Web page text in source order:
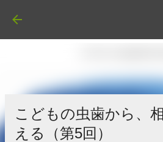
こどもの虫歯から、
える（第5回）